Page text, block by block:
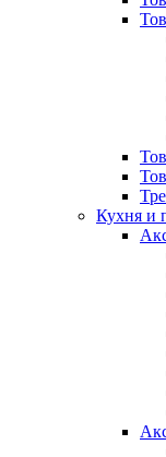
Кухня и